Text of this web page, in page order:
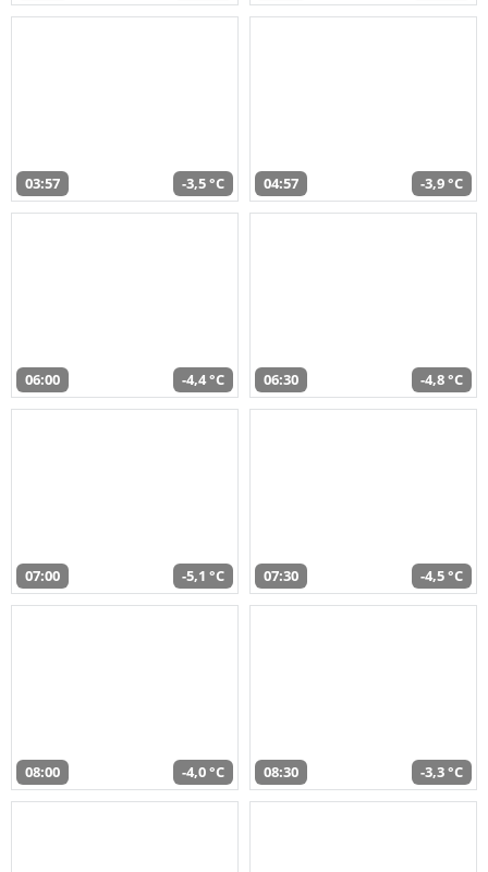
03:57 -3,5 °C 04:57 -3,9 °C
06:00 -4,4 °C 06:30 -4,8 °C
07:00 -5,1 °C 07:30 -4,5 °C
08:00 -4,0 °C 08:30 -3,3 °C